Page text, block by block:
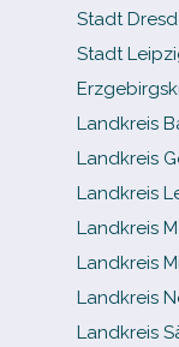
Stadt
Stadt
Landkreis
Landkreis
Landkreis
Landkreis
Landkreis
Landkreis
Landkreis